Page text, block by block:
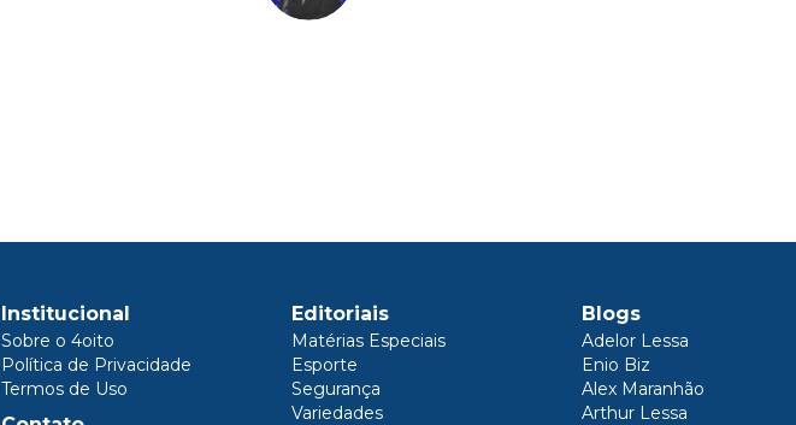
Institucional
Sobre o 4oito
Política de Privacidade
Termos de Uso
Editoriais
Matérias Especiais
Esporte
Segurança
Variedades
Blogs
Adelor Lessa
Enio Biz
Alex Maranhão
Arthur Lessa